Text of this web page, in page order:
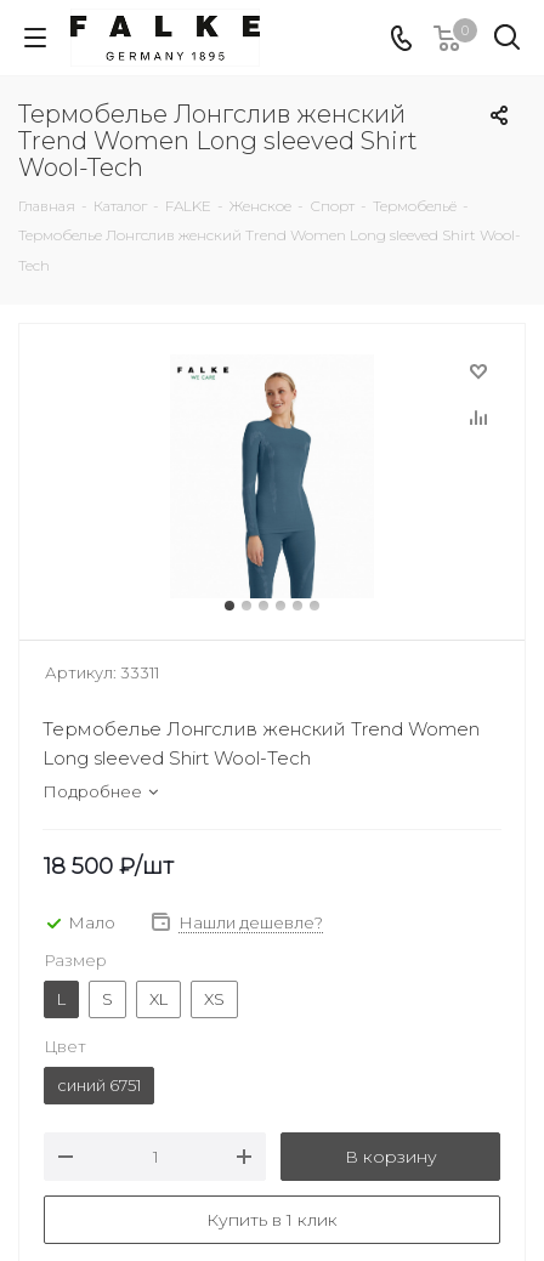
0
Термобелье Лонгслив женский
Trend Women Long sleeved Shirt
Wool-Tech
Главная - Каталог - FALKE - Женское - Спорт - Термобельё -
Термобелье Лонгслив женский Trend Women Long sleeved Shirt Wool-
Tech
Артикул: 33311
Термобелье Лонгслив женский Trend Women
Long sleeved Shirt Wool-Tech
Подробнее
18 500 ₽/шт
Мало
Нашли дешевле?
Размер
L
S XL XS
Цвет
синий 6751
В корзину
Купить в 1 клик